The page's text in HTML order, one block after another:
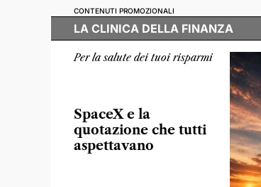
CONTENUTI PROMOZIONALI
LA CLINICA DELLA FINANZA
Per la salute dei tuoi risparmi
SpaceX e la
quotazione che tutti
aspettavano